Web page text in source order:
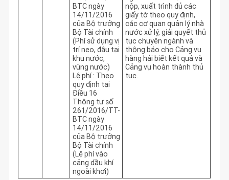
BTC ngày
14/11/2016
của Bộ trưởng
Bộ Tài chính
(Phí sử dụng vị
trí neo, đậu tại
khu nước,
vùng nước)
Lệ phí : Theo
quy định tại
Điều 16
Thông tư số
261/2016/TT-
BTC ngày
14/11/2016
của Bộ trưởng
Bộ Tài chính
(Lệ phí vào
cảng dầu khí
ngoài khơi)
nộp, xuất trình đủ các
giấy tờ theo quy định,
các cơ quan quản lý nhà
nước xử lý, giải quyết thủ
tục chuyên ngành và
thông báo cho Cảng vụ
hàng hải biết kết quả và
Cảng vụ hoàn thành thủ
tục.